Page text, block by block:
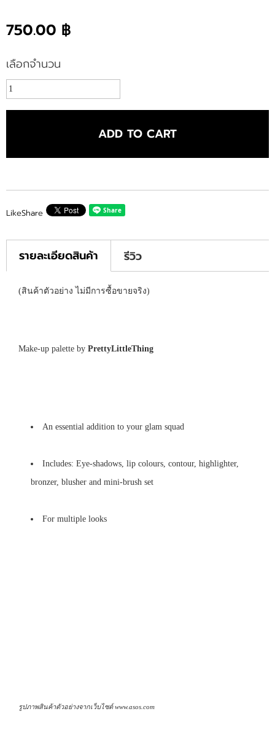
750.00 ฿
เลือกจำนวน
ADD TO CART
LikeShare
รายละเอียดสินค้า รีวิว
(สินค้าตัวอย่าง ไม่มีการซื้อขายจริง)
Make-up palette by PrettyLittleThing
An essential addition to your glam squad
Includes: Eye-shadows, lip colours, contour, highlighter,
bronzer, blusher and mini-brush set
For multiple looks
รูปภาพสินค้าตัวอย่างจากเว็บไซต์ www.asos.com